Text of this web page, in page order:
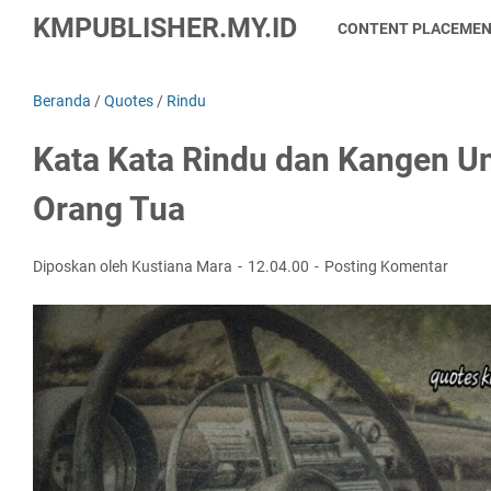
KMPUBLISHER.MY.ID CONTENT
Beranda /Quotes / Rindu
Kata Kata Rindu dan Kangen
Orang Tua
Diposkan oleh Kustiana Mara 12.04.00 Posting Komentar